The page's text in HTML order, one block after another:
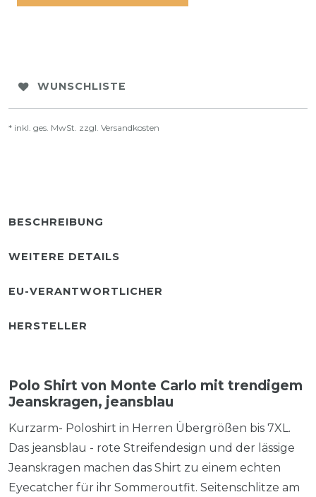
WUNSCHLISTE
* inkl. ges. MwSt. zzgl. Versandkosten
BESCHREIBUNG
WEITERE DETAILS
EU-VERANTWORTLICHER
HERSTELLER
Polo Shirt von Monte Carlo mit trendigem
Jeanskragen, jeansblau
Kurzarm- Poloshirt in Herren Übergrößen bis 7XL.
Das jeansblau - rote Streifendesign und der lässige
Jeanskragen machen das Shirt zu einem echten
Eyecatcher für ihr Sommeroutfit. Seitenschlitze am